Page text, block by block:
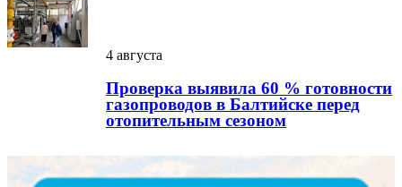
4 августа
Проверка выявила 60 % готовности
газопроводов в Балтийске перед
отопительным сезоном